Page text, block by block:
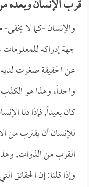
قرب الإنسان وبعده
والإنسان -كما لا
جهة إدراكه للمعلومات
عن الحقيقة صغرت لديه,
واحداً، وهذا هو الكذب
كان بعيداً, فإذا دنا
للإنسان أن يقترب من
القرب من الذوات,
وإذا قلنا: إن الحقائق